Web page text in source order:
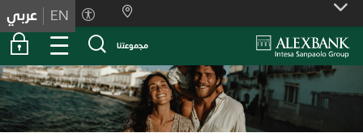
Skiplinks
EN عربي
ﻣﺟﻣوﻋﺗﻧﺎ